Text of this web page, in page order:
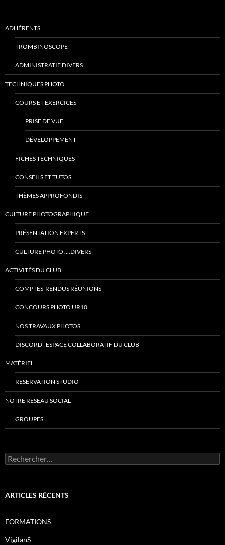
ADHÉRENTS
TROMBINOSCOPE
ADMINISTRATIF DIVERS
TECHNIQUES PHOTO
COURS ET EXERCICES
PRISE DE VUE
DÉVELOPPEMENT
FICHES TECHNIQUES
CONSEILS ET TUTOS
THÈMES APPROFONDIS
CULTURE PHOTOGRAPHIQUE
PRÉSENTATION EXPERTS
CULTURE PHOTO ….DIVERS
ACTIVITÉS DU CLUB
COMPTES-RENDUS RÉUNIONS
CONCOURS PHOTO UR10
NOS TRAVAUX PHOTOS
DISCORD : ESPACE COLLABORATIF DU CLUB
MATÉRIEL
RESERVATION STUDIO
NOTRE RESEAU SOCIAL
GROUPES
Rechercher :
ARTICLES RÉCENTS
FORMATIONS
VigilanS